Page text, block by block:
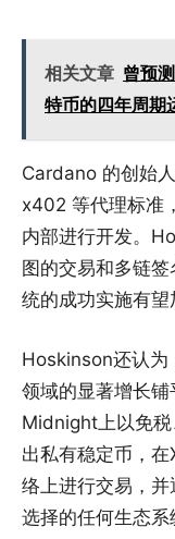
相关文章 曾预
特币的四年周期
Cardano 的创始
x402 等代理标准
内部进行开发。
图的交易和多链
统的成功实施有望
Hoskinson还认为
领域的显著增长
Midnight上以免
出私有稳定币，
络上进行交易，
选择的任何生态系